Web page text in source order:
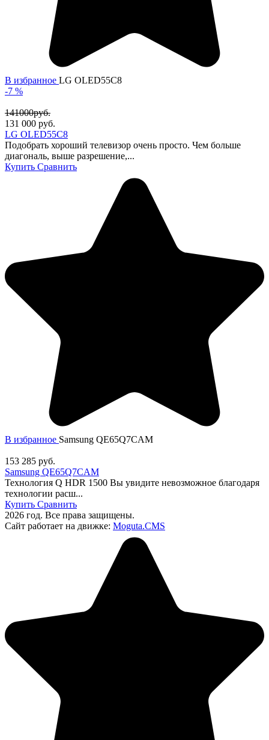
В избранное LG OLED55C8
-7 %
141000руб.
131 000 руб.
LG OLED55C8
Подобрать хороший телевизор очень просто. Чем больше
диагональ, выше разрешение,...
Купить Сравнить
В избранное Samsung QE65Q7CAM
153 285 руб.
Samsung QE65Q7CAM
Технология Q HDR 1500 Вы увидите невозможное благодаря
технологии расш...
Купить Сравнить
2026 год. Все права защищены.
Сайт работает на движке: Moguta.CMS